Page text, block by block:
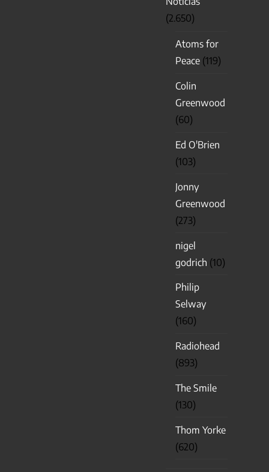
(2.650)
Atoms for
Peace (119)
Colin
Greenwood
(60)
Ed O'Brien
(103)
Jonny
Greenwood
(273)
nigel
godrich (10)
Philip
Selway
(160)
Radiohead
(893)
The Smile
(130)
Thom Yorke
(620)